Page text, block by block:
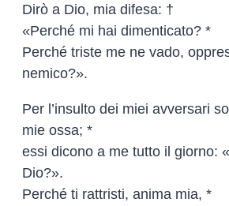
Dirò a Dio, mia difesa: †
«Perché mi hai dimenticato? *
Perché triste me ne vado,
nemico?».
Per l’insulto dei miei avversari
mie ossa; *
essi dicono a me tutto il giorno:
Dio?».
Perché ti rattristi, anima mia, *